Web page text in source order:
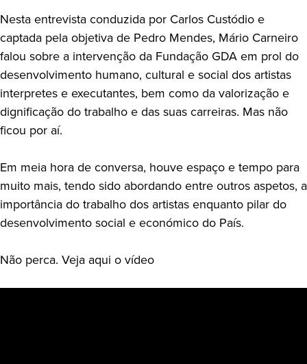
Nesta entrevista conduzida por Carlos Custódio e
captada pela objetiva de Pedro Mendes, Mário Carneiro
falou sobre a intervenção da Fundação GDA em prol do
desenvolvimento humano, cultural e social dos artistas
interpretes e executantes, bem como da valorização e
dignificação do trabalho e das suas carreiras. Mas não
ficou por aí.
Em meia hora de conversa, houve espaço e tempo para
muito mais, tendo sido abordando entre outros aspetos, a
importância do trabalho dos artistas enquanto pilar do
desenvolvimento social e económico do País.
Não perca. Veja aqui o vídeo